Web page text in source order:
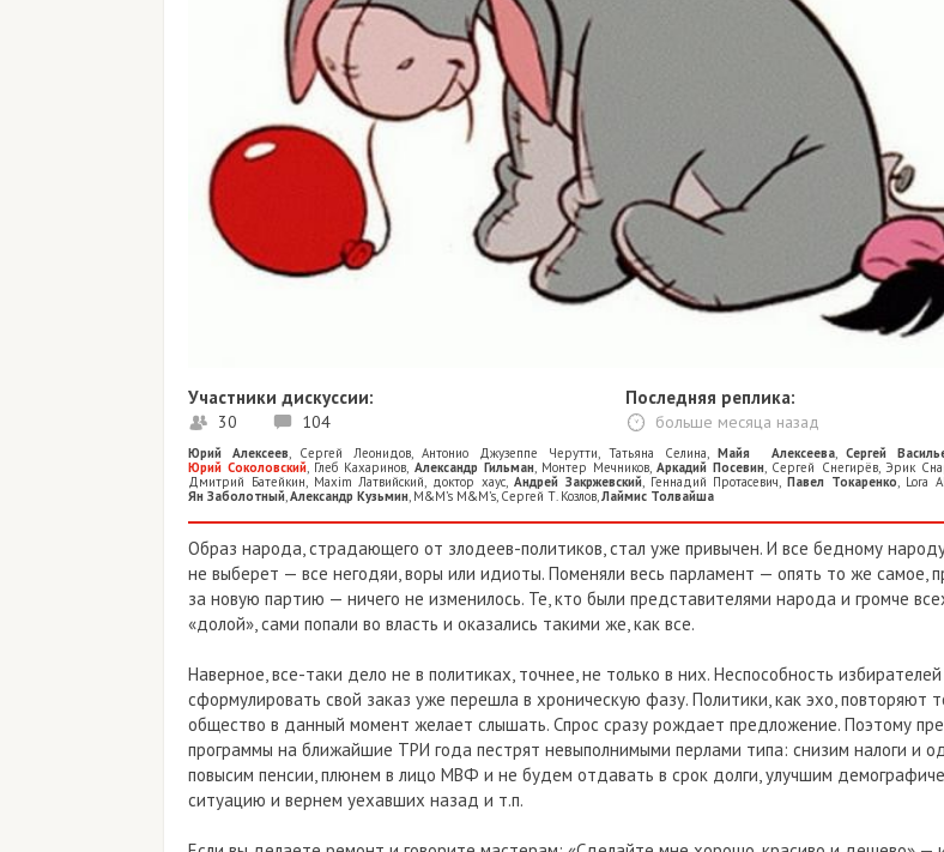
Участники дискуссии:
30 104
Последняя реплика:
больше месяца назад
Юрий Алексеев, Сергей Леонидов,Антонио Джузеппе Черутти,Татьяна Селина,Майя Алексеева,Сергей
Юрий Соколовский, Глеб Кахаринов, Александр Гильман, Монтер Мечников,Аркадий Посевин, Сергей Снегирёв, Эрик
Дмитрий Батейкин, Maxim Латвийский, доктор хаус, Андрей Закржевский, Геннадий Прoтaсевич,Павел Токаренко, Lora
Ян Заболотный,Александр Кузьмин, M&M’s M&M’s, Сергей Т. Козлов,Лаймис Толвайша
Образ народа, страдающего от злодеев-политиков, стал уже привычен. И все бедному
не выберет — все негодяи, воры или идиоты. Поменяли весь парламент — опять то же самое,
за новую партию — ничего не изменилось. Те, кто были представителями народа и громче
«долой», сами попали во власть и оказались такими же, как все.
Наверное, все-таки дело не в политиках, точнее, не только в них. Неспособность избирателей
сформулировать свой заказ уже перешла в хроническую фазу. Политики, как эхо, повторяют
общество в данный момент желает слышать. Спрос сразу рождает предложение. Поэтому
программы на ближайшие ТРИ года пестрят невыполнимыми перлами типа: снизим налоги и
повысим пенсии, плюнем в лицо МВФ и не будем отдавать в срок долги, улучшим
ситуацию и вернем уехавших назад и т.п.